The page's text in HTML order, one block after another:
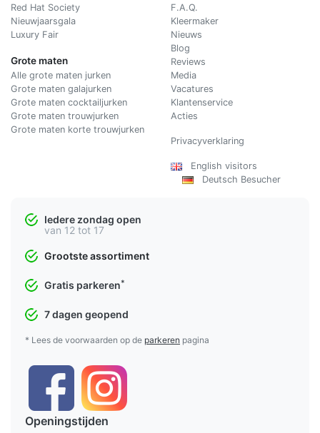
Red Hat Society
Nieuwjaarsgala
Luxury Fair
Grote maten
Alle grote maten jurken
Grote maten galajurken
Grote maten cocktailjurken
Grote maten trouwjurken
Grote maten korte trouwjurken
F.A.Q.
Kleermaker
Nieuws
Blog
Reviews
Media
Vacatures
Klantenservice
Acties
Privacyverklaring
English visitors
Deutsch Besucher
Iedere zondag open
van 12 tot 17
Grootste assortiment
Gratis parkeren*
7 dagen geopend
* Lees de voorwaarden op de parkeren pagina
Openingstijden